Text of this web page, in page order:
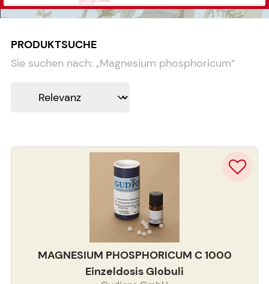
PRODUKTSUCHE
Sie suchen nach: „Magnesium phosphoricum“
MAGNESIUM PHOSPHORICUM C 1000
Einzeldosis Globuli